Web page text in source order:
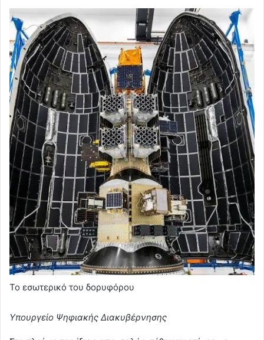
Το εσωτερικό του δορυφόρου
Υπουργείο Ψηφιακής Διακυβέρνησης